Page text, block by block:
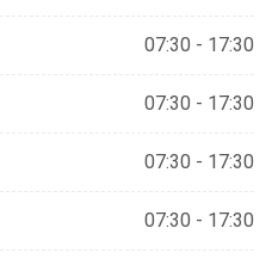
07:30 - 17:30
07:30 - 17:30
07:30 - 17:30
07:30 - 17:30